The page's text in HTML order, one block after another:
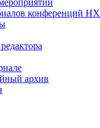
конференций НХ
архив